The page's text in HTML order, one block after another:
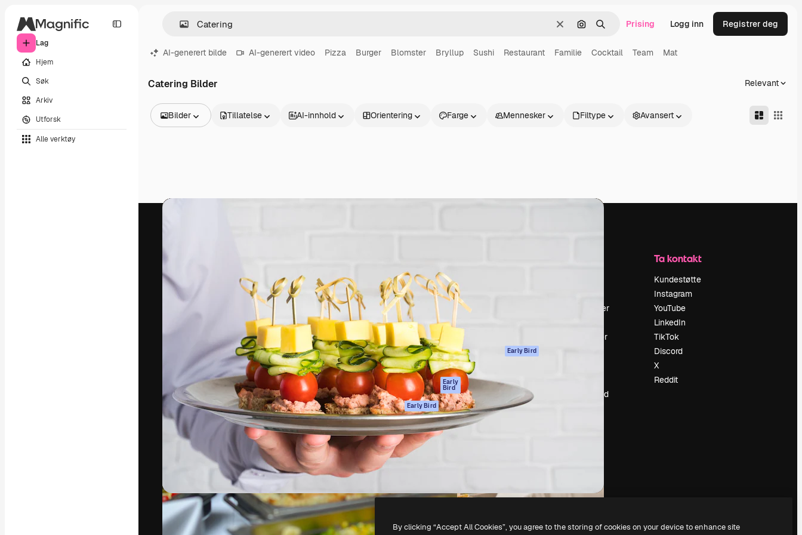
Lag
Hjem
Søk
Arkiv
Utforsk
Alle verktøy
Slett Søk etter bilde
Søk Prising Logg inn Registrer deg
AI-generert bilde AI-generert video Pizza Burger Blomster Bryllup Sushi Restaurant Familie Cocktail Team Mat
Catering Bilder Relevant
Bilder
Videoer
3D-modeller
Skrifter
Tillatelse AI-innhold Orientering Farge Mennesker Filtype Avansert
Den kreative plattformen for å lede ditt
beste arbeid. Mer enn 1 million abonnenter
blant kreative, selskaper, byråer og studioer.
Norsk bokmål
Spaces
AI-assistent
AI Image Generator
AI-videogenerator
AI-
stemmegenerator
Arkivinnhold
MCP for
Claude/ChatGPT
Early
Bird
Agenter Early Bird
API
Mobilapp
Alle Magnific-
verktøy
Support
Originaler
Early Bird
Retningslinjer for
informasjonskapsler
Tillitssenter
Affiliates
For bedrifter
Anmeldelser
Søketrender
Selg innhold
Ta kontakt
Kundestøtte
Instagram
YouTube
LinkedIn
TikTok
Discord
X
Reddit
Copyright © 2010-2026Freepik Company S.L.U.Alle rettigheter forbeholdt.
By clicking “Accept All Cookies”, you agree to the storing of cookies on your device to enhance site